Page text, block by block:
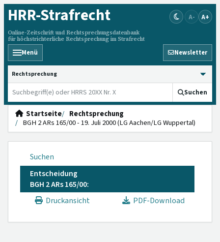
HRR-Strafrecht
Online-Zeitschrift und Rechtsprechungsdatenbank
für höchstrichterliche Rechtsprechung im Strafrecht
A- A+
Menü Newsletter
HRRS durchsuchen
Suchen
Startseite
Rechtsprechung
BGH 2 ARs 165/00 - 19. Juli 2000 (LG Aachen/LG Wuppertal)
Suchen
Entscheidung
BGH 2 ARs 165/00:
Druckansicht
PDF-Download